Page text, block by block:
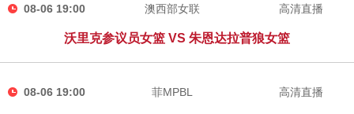
08-06 19:00 澳西部女联
沃里克参议员女篮 VS 朱恩达拉普狼女篮
高清直播
08-06 19:00 菲MPBL 高清直播